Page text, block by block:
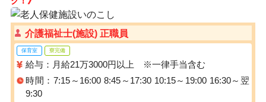
介護福祉士(施設) 正職員
保育室 寮完備
給与：月給21万3000円以上 ※一律手当含む
時間：7:15～16:00 8:45～17:30 10:15～19:00 16:30～翌
9:30